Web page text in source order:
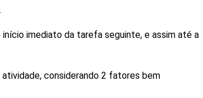
imediato da tarefa seguinte, e assim até a
considerando 2 fatores bem